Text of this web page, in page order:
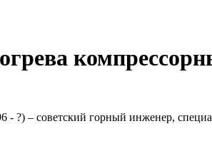
- ?) – советский горный инженер,